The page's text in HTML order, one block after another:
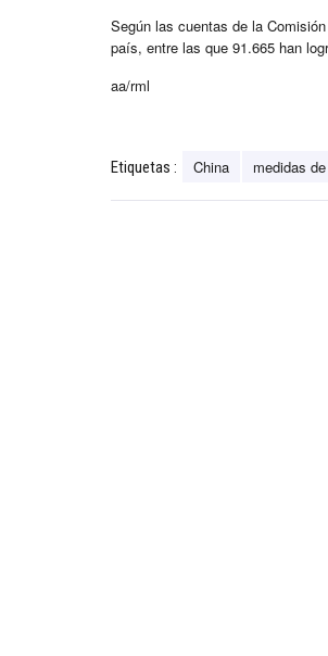
Según las cuentas de la
país, entre las que 91.665 han
aa/rml
Etiquetas : China medidas